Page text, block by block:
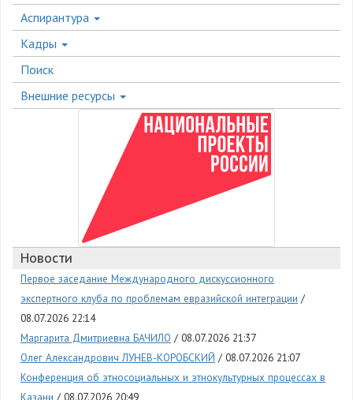
Аспирантура
Кадры
Поиск
Внешние ресурсы
Новости
Первое заседание Международного дискуссионного
экспертного клуба по проблемам евразийской интеграции
08.07.2026 22:14
Маргарита Дмитриевна БАЧИЛО
08.07.2026 21:37
Олег Александрович ЛУНЕВ-КОРОБСКИЙ
08.07.2026 21:07
Конференция об этносоциальных и этнокультурных процессах в
Казани
08.07.2026 20:49